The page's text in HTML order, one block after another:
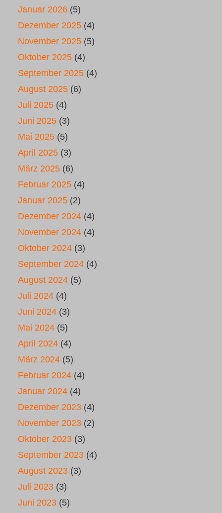
Januar 2026 (5)
Dezember 2025 (4)
November 2025 (5)
Oktober 2025 (4)
September 2025 (4)
August 2025 (6)
Juli 2025 (4)
Juni 2025 (3)
Mai 2025 (5)
April 2025 (3)
März 2025 (6)
Februar 2025 (4)
Januar 2025 (2)
Dezember 2024 (4)
November 2024 (4)
Oktober 2024 (3)
September 2024 (4)
August 2024 (5)
Juli 2024 (4)
Juni 2024 (3)
Mai 2024 (5)
April 2024 (4)
März 2024 (5)
Februar 2024 (4)
Januar 2024 (4)
Dezember 2023 (4)
November 2023 (2)
Oktober 2023 (3)
September 2023 (4)
August 2023 (3)
Juli 2023 (3)
Juni 2023 (5)